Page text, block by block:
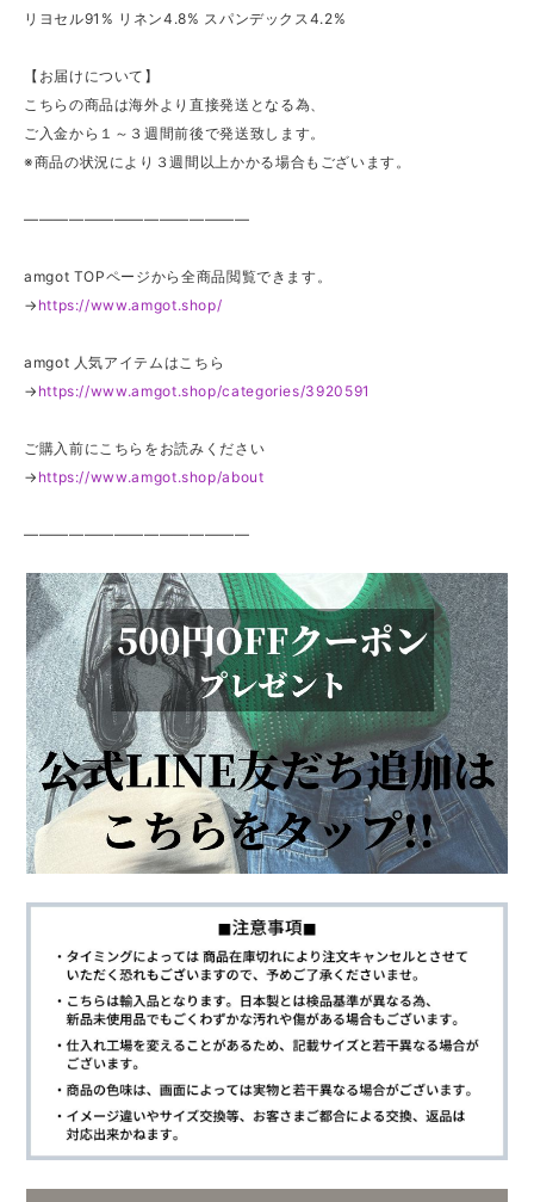
リヨセル91% リネン4.8% スパンデックス4.2%
【お届けについて】
こちらの商品は海外より直接発送となる為、
ご入金から１～３週間前後で発送致します。
※商品の状況により３週間以上かかる場合もございます。
———————————————
amgot TOPページから全商品閲覧できます。
→ https://www.amgot.shop/
amgot 人気アイテムはこちら
→ https://www.amgot.shop/categories/3920591
ご購入前にこちらをお読みください
→ https://www.amgot.shop/about
———————————————